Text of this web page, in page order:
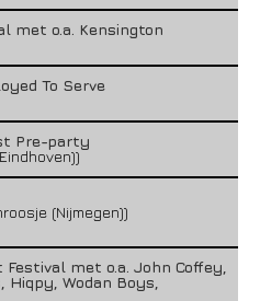
met o.a. Kensington
To Serve
Pre-party
(Nijmegen))
met o.a. John Coffey,
Hiqpy, Wodan Boys,